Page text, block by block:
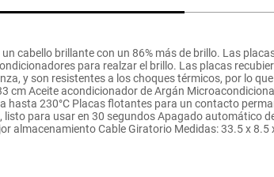
un cabello brillante con un 86% más de brillo. Las
para realzar el brillo. Las placas
y son resistentes a los choques térmicos, por lo
cm Aceite acondicionador de Argán
hasta 230°C Placas flotantes para un contacto
para usar en 30 segundos Apagado automático
almacenamiento Cable Giratorio Medidas: 33.5 x 8.5